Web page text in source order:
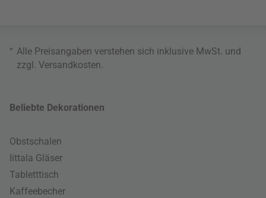
* Alle Preisangaben verstehen sich inklusive MwSt. und
zzgl. Versandkosten.
Beliebte Dekorationen
Obstschalen
Iittala Gläser
Tabletttisch
Kaffeebecher